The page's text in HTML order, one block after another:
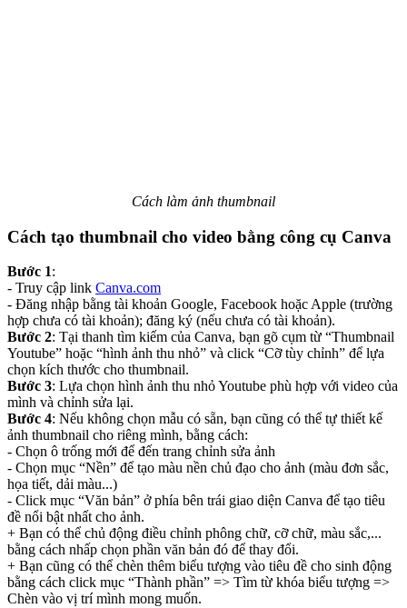
Cách làm ảnh thumbnail
Cách tạo thumbnail cho video bằng công cụ Canva
Bước 1:
- Truy cập link Canva.com
- Đăng nhập bằng tài khoản Google, Facebook hoặc Apple (trường
hợp chưa có tài khoản); đăng ký (nếu chưa có tài khoản).
Bước 2: Tại thanh tìm kiếm của Canva, bạn gõ cụm từ “Thumbnail
Youtube” hoặc “hình ảnh thu nhỏ” và click “Cỡ tùy chỉnh” để lựa
chọn kích thước cho thumbnail.
Bước 3: Lựa chọn hình ảnh thu nhỏ Youtube phù hợp với video của
mình và chỉnh sửa lại.
Bước 4: Nếu không chọn mẫu có sẵn, bạn cũng có thể tự thiết kế
ảnh thumbnail cho riêng mình, bằng cách:
- Chọn ô trống mới để đến trang chỉnh sửa ảnh
- Chọn mục “Nền” để tạo màu nền chủ đạo cho ảnh (màu đơn sắc,
họa tiết, dải màu...)
- Click mục “Văn bản” ở phía bên trái giao diện Canva để tạo tiêu
đề nổi bật nhất cho ảnh.
+ Bạn có thể chủ động điều chỉnh phông chữ, cỡ chữ, màu sắc,...
bằng cách nhấp chọn phần văn bản đó để thay đổi.
+ Bạn cũng có thể chèn thêm biểu tượng vào tiêu đề cho sinh động
bằng cách click mục “Thành phần” => Tìm từ khóa biểu tượng =>
Chèn vào vị trí mình mong muốn.